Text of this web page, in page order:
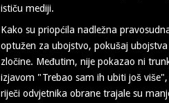
ističu mediji.
Kako su priopćila nadležna
optužen za ubojstvo, pokušaj
zločine. Međutim, nije pokazao ni
izjavom "Trebao sam ih ubiti još
riječi odvjetnika obrane trajale su